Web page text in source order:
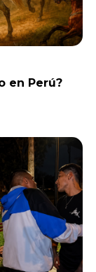
en Perú?